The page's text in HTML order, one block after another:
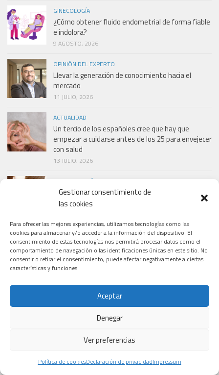
Gestionar consentimiento de
las cookies
Para ofrecer las mejores experiencias, utilizamos tecnologías como las
cookies para almacenar y/o acceder a la información del dispositivo. El
consentimiento de estas tecnologías nos permitirá procesar datos como el
comportamiento de navegación o las identificaciones únicas en este sitio. No
consentir o retirar el consentimiento, puede afectar negativamente a ciertas
características y funciones.
Aceptar
Denegar
Ver preferencias
Política de cookiesDeclaración de privacidadImpressum
GINECOLOGÍA
¿Cómo obtener fluido endometrial de forma fiable
e indolora?
9 AGOSTO, 2026
OPINIÓN DEL EXPERTO
Llevar la generación de conocimiento hacia el
mercado
11 JULIO, 2026
ACTUALIDAD
Un tercio de los españoles cree que hay que
empezar a cuidarse antes de los 25 para envejecer
con salud
13 JULIO, 2026
DERMATOLOGÍA
Claves para una fotoprotección optimizada
14 JULIO, 2026